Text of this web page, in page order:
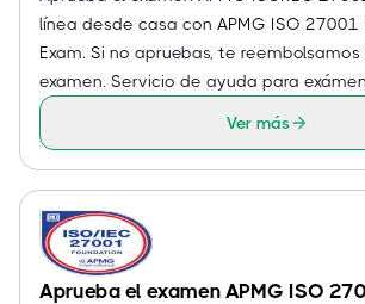
línea desde casa con APMG ISO 27001
Exam. Si no apruebas, te
examen. Servicio de ayuda para
Ver más
Aprueba el examen APMG ISO